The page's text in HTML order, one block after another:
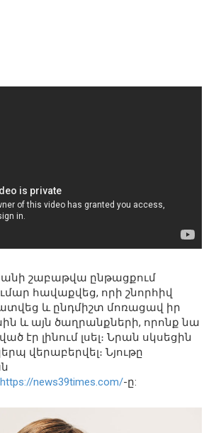
շաբաթվա ընթացքում
հավաքվեց, որի շնորհիվ
և ընդմիշտ մոռացավ իր
և այն ծաղրանքների, որոնք նա
էր լինում լսել։ Նրան սկսեցին
վերաբերվել։ Նյութը
https://news39times.com/-ը: